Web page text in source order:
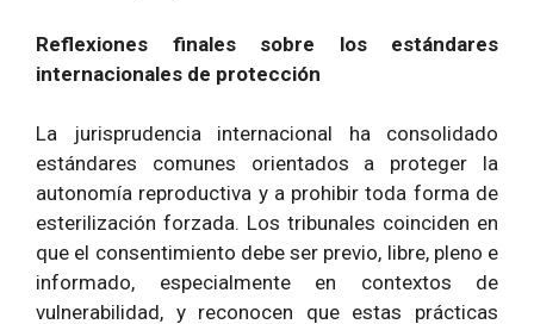
Reflexiones finales sobre los estándares
internacionales de protección
La jurisprudencia internacional ha consolidado
estándares comunes orientados a proteger la
autonomía reproductiva y a prohibir toda forma de
esterilización forzada. Los tribunales coinciden en
que el consentimiento debe ser previo, libre, pleno e
informado, especialmente en contextos de
vulnerabilidad, y reconocen que estas prácticas